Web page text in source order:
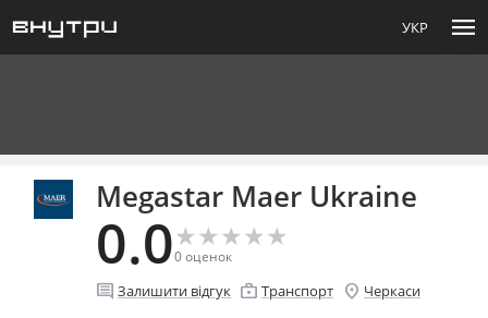
УКР menu
Megastar Maer Ukraine
0.0★
★★
★★
★★
★★
★
0оценок
comment Залишити відгук enterprise Транспорт location_on Черкаси